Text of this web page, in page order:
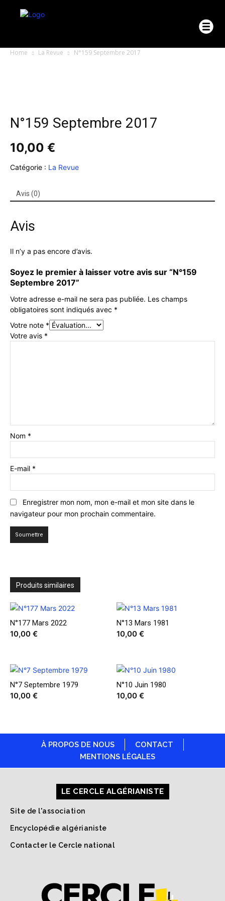
Home La Revue N°159 Septembre 2017
N°159 Septembre 2017
10,00 €
Catégorie : La Revue
Avis (0)
Avis
Il n’y a pas encore d’avis.
Soyez le premier à laisser votre avis sur “N°159
Septembre 2017”
Votre adresse e-mail ne sera pas publiée. Les champs
obligatoires sont indiqués avec *
Votre note *
Votre avis *
Nom *
E-mail *
Enregistrer mon nom, mon e-mail et mon site dans le
navigateur pour mon prochain commentaire.
Produits similaires
N°177 Mars 2022
10,00 €
N°13 Mars 1981
10,00€
N°7 Septembre 1979
10,00 €
N°10 Juin 1980
10,00€
À PROPOS DE NOUS
CONTACT
MENTIONS LÉGALES
LE CERCLE ALGÉRIANISTE
Site de l'association
Encyclopédie algérianiste
Contacter le Cercle national